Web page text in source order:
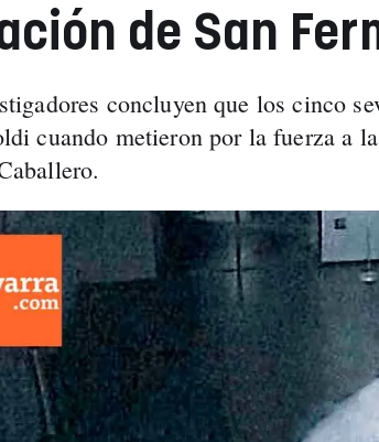
de San
concluyen que los cinco
cuando metieron por la fuerza a